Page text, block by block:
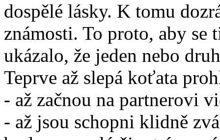
dospělé lásky. K tomu
známosti. To proto, aby
ukázalo, že jeden nebo
Teprve až slepá koťata
- až začnou na partnerovi
- až jsou schopni klidně